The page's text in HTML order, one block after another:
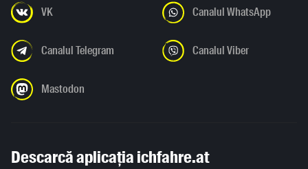
VK Canalul WhatsApp
Canalul Telegram Canalul Viber
Mastodon
Descarcă aplicația ichfahre.at